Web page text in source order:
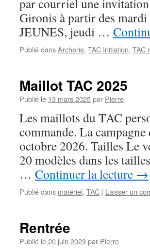
par courriel une
Gironis à partir des
JEUNES, jeudi …
Publié dansArcherie, TAC Initiation, TAC
Maillot TAC 2025
Publié le 13 mars 2025par Pierre
Les maillots du TAC
commande. La
octobre 2026. Tailles Le
20 modèles dans les
… Continuer la lecture →
Publié dans matériel, TAC | Laisser un
Rentrée
Publié le20 juin 2023 par Pierre